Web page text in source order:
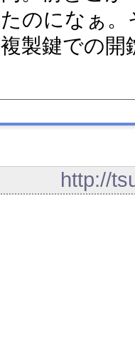
たのになぁ
複製鍵での開
http://